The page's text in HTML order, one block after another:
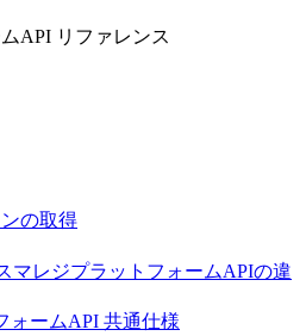
API リファレンス
の取得
マレジプラットフォームAPIの違
ォームAPI 共通仕様